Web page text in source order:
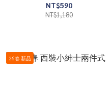
NT$590
NT$1,180
26春 新品